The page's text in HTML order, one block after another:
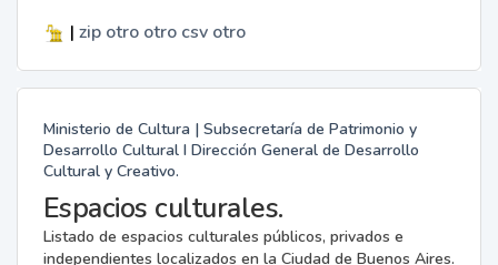
| zip otro otro csv otro
Ministerio de Cultura | Subsecretaría de Patrimonio y
Desarrollo Cultural I Dirección General de Desarrollo
Cultural y Creativo.
Espacios culturales.
Listado de espacios culturales públicos, privados e
independientes localizados en la Ciudad de Buenos Aires.